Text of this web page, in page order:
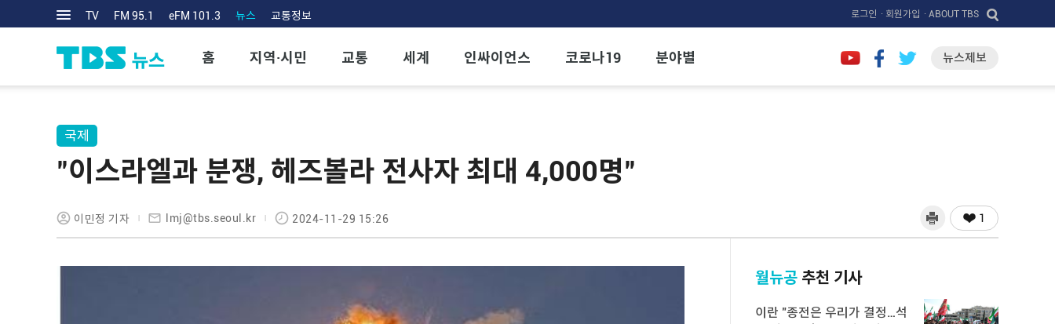
TV FM 95.1 eFM 101.3 뉴스 교통정보 로그인 · 회원가입 · ABOUT TBS
홈 지역·시민 교통 세계 인싸이언스 코로나19 분야별 뉴스제보
국제
"이스라엘과 분쟁, 헤즈볼라 전사자 최대 4,000명"
이민정 기자 lmj@tbs.seoul.kr 2024-11-29 15:26 1
월뉴공 추천 기사
이란 "종전은 우리가 결정…석